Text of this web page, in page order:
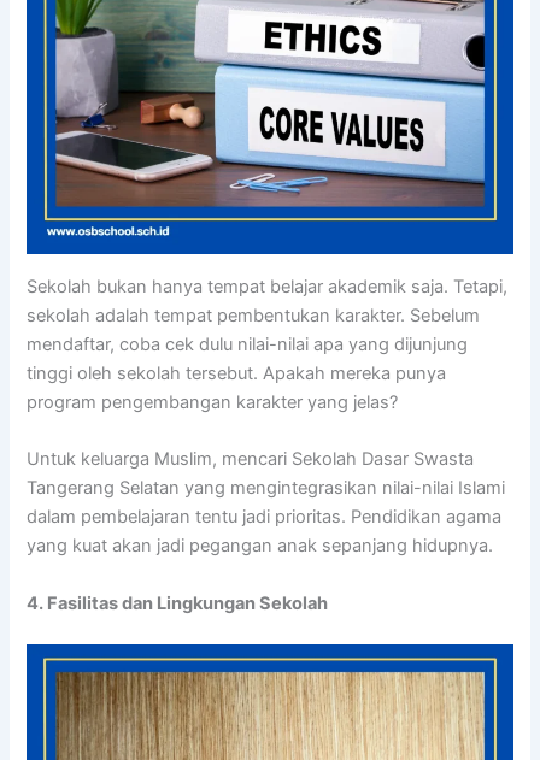
Sekolah bukan hanya tempat belajar akademik saja. Tetapi,
sekolah adalah tempat pembentukan karakter. Sebelum
mendaftar, coba cek dulu nilai-nilai apa yang dijunjung
tinggi oleh sekolah tersebut. Apakah mereka punya
program pengembangan karakter yang jelas?
Untuk keluarga Muslim, mencari Sekolah Dasar Swasta
Tangerang Selatan yang mengintegrasikan nilai-nilai Islami
dalam pembelajaran tentu jadi prioritas. Pendidikan agama
yang kuat akan jadi pegangan anak sepanjang hidupnya.
4. Fasilitas dan Lingkungan Sekolah